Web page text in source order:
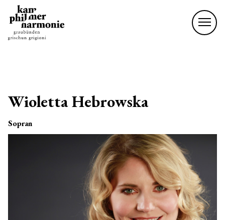
Wioletta Hebrowska
Sopran